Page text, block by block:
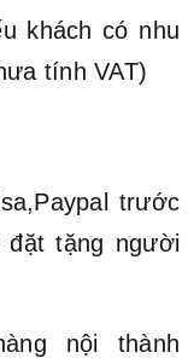
khách có nhu
tính VAT)
trước
đặt tặng người
nội thành